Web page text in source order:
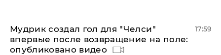
Мудрик создал гол для "Челси"
впервые после возвращение на поле:
опубликовано видео
17:59